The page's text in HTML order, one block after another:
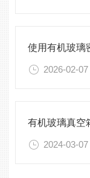
2026-02-07
2024-03-07